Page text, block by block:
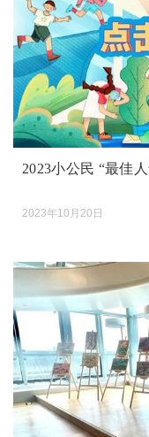
2023小公民 “最佳
2023年10月20日